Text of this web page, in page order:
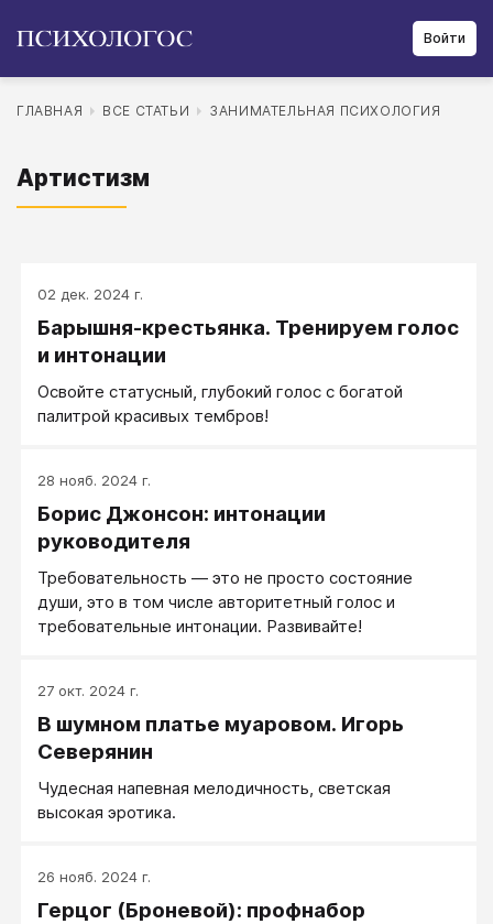
Войти
ГЛАВНАЯ ВСЕ СТАТЬИ ЗАНИМАТЕЛЬНАЯ ПСИХОЛОГИЯ
Артистизм
02 дек. 2024 г.
Барышня-крестьянка. Тренируем голос
и интонации
Освойте статусный, глубокий голос с богатой
палитрой красивых тембров!
28 нояб. 2024 г.
Борис Джонсон: интонации
руководителя
Требовательность — это не просто состояние
души, это в том числе авторитетный голос и
требовательные интонации. Развивайте!
27 окт. 2024 г.
В шумном платье муаровом. Игорь
Северянин
Чудесная напевная мелодичность, светская
высокая эротика.
26 нояб. 2024 г.
Герцог (Броневой): профнабор